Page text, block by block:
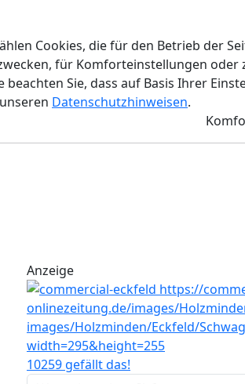
Cookies, die für den Betrieb der
für Komforteinstellungen
Sie, dass auf Basis Ihrer
Datenschutzhinweisen.
Anzeige
10259 gefällt das!